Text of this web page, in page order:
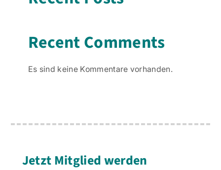
Recent Comments
Es sind keine Kommentare vorhanden.
Jetzt Mitglied werden